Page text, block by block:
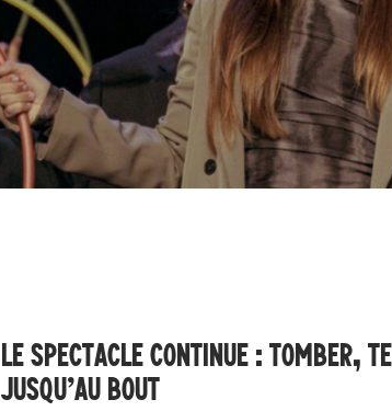
LE SPECTACLE CONTINUE : TOMBER,
JUSQU’AU BOUT